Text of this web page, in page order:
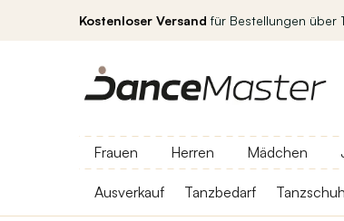
Kostenloser Versand für Bestellungen über
Frauen Herren Mädchen
Ausverkauf Tanzbedarf